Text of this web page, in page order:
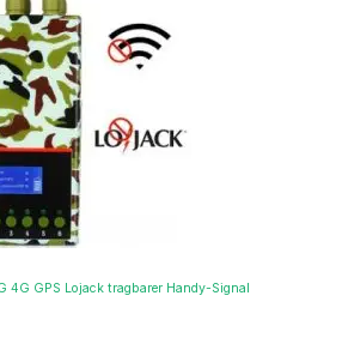
4G GPS Lojack tragbarer Handy-Signal